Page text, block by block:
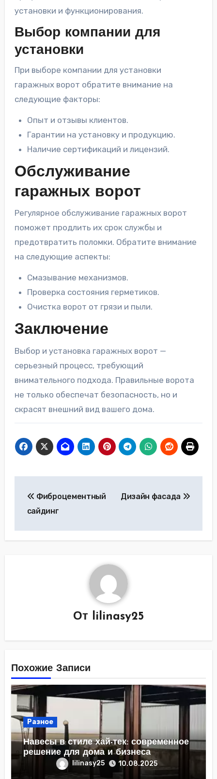
установки и функционирования.
Выбор компании для
установки
При выборе компании для установки
гаражных ворот обратите внимание на
следующие факторы:
Опыт и отзывы клиентов.
Гарантии на установку и продукцию.
Наличие сертификаций и лицензий.
Обслуживание
гаражных ворот
Регулярное обслуживание гаражных ворот
поможет продлить их срок службы и
предотвратить поломки. Обратите внимание
на следующие аспекты:
Смазывание механизмов.
Проверка состояния герметиков.
Очистка ворот от грязи и пыли.
Заключение
Выбор и установка гаражных ворот —
серьезный процесс, требующий
внимательного подхода. Правильные ворота
не только обеспечат безопасность, но и
скрасят внешний вид вашего дома.
по
Фиброцементный
сайдинг
Дизайн фасада
От lilinasy25
Похожие Записи
Разное
Навесы в стиле хай-тек: современное
решение для дома и бизнеса
lilinasy25 10.08.2025